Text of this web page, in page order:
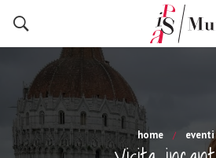
home eventi